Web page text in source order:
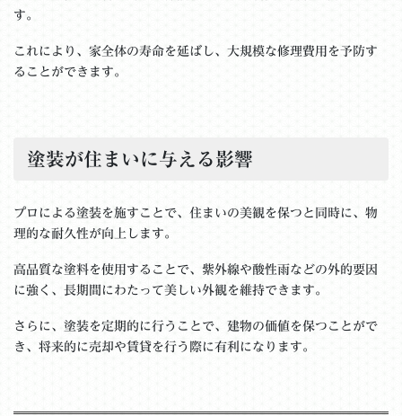
す。
これにより、家全体の寿命を延ばし、大規模な修理費用を予防す
ることができます。
塗装が住まいに与える影響
プロによる塗装を施すことで、住まいの美観を保つと同時に、物
理的な耐久性が向上します。
高品質な塗料を使用することで、紫外線や酸性雨などの外的要因
に強く、長期間にわたって美しい外観を維持できます。
さらに、塗装を定期的に行うことで、建物の価値を保つことがで
き、将来的に売却や賃貸を行う際に有利になります。